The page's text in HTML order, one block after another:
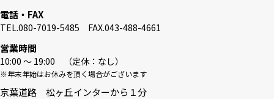
電話・FAX
TEL.080-7019-5485 FAX.043-488-4661
営業時間
10:00 〜 19:00 （定休：なし）
※年末年始はお休みを頂く場合がございます
京葉道路 松ヶ丘インターから１分